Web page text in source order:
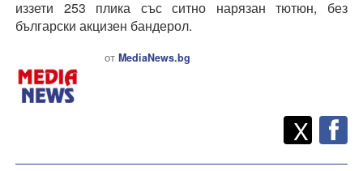
иззети 253 плика със ситно нарязан тютюн, без
български акцизен бандерол.
от MediaNews.bg
Споделете
X